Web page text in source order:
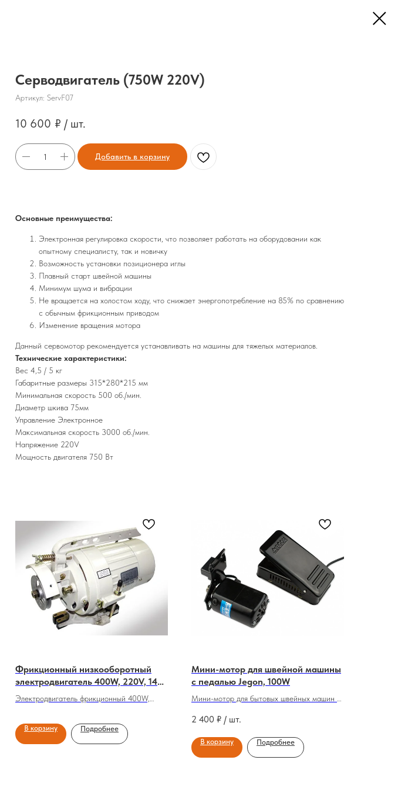
Серводвигатель (750W 220V)
Артикул: ServF07
10 600 ₽ / шт.
Добавить в корзину
Основные преимущества:
Электронная регулировка скорости, что позволяет работать на оборудовании как
опытному специалисту, так и новичку
Возможность установки позиционера иглы
Плавный старт швейной машины
Минимум шума и вибрации
Не вращается на холостом ходу, что снижает энергопотребление на 85% по сравнению
с обычным фрикционным приводом
Изменение вращения мотора
Данный сервомотор рекомендуется устанавливать на машины для тяжелых материалов.
Технические характеристики:
Вес 4,5 / 5 кг
Габаритные размеры 315*280*215 мм
Минимальная скорость 500 об./мин.
Диаметр шкива 75мм
Управление Электронное
Максимальная скорость 3000 об./мин.
Напряжение 220V
Мощность двигателя 750 Вт
Фрикционный низкооборотный
электродвигатель 400W, 220V, 1425
об./мин.
Электродвигатель фрикционный 400W,
В корзину Подробнее
Мини-мотор для швейной машины
с педалью Jegon, 100W
Мини-мотор для бытовых швейных машин с
2 400 ₽ / шт.
В корзину Подробнее